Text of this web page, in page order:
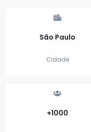
São Paulo
Cidade
+1000